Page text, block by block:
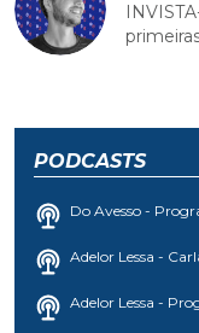
PODCASTS
Do Avesso -
Adelor Lessa -
Adelor Lessa -